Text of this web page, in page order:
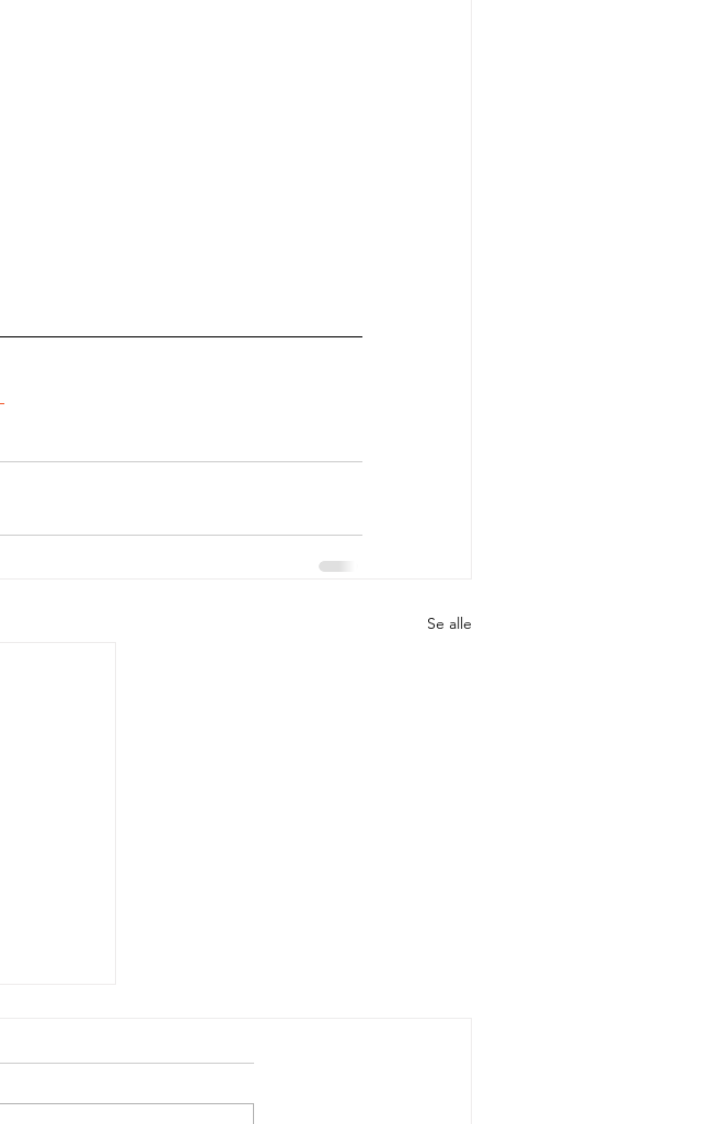
Se alle